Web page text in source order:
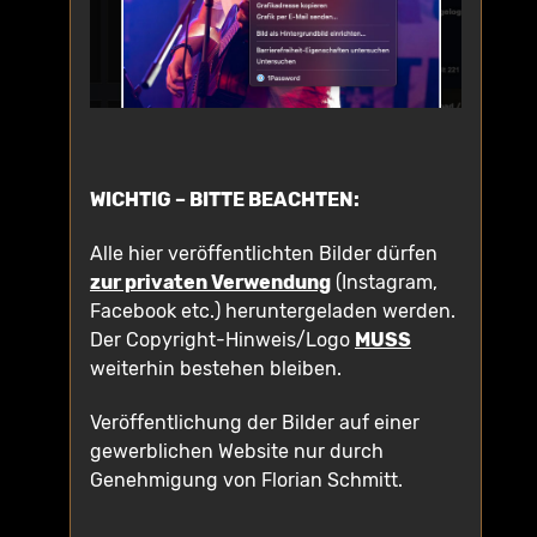
WICHTIG – BITTE BEACHTEN:
Alle hier veröffentlichten Bilder dürfen
zur privaten Verwendung (Instagram,
Facebook etc.) heruntergeladen werden.
Der Copyright-Hinweis/Logo MUSS
weiterhin bestehen bleiben.
Veröffentlichung der Bilder auf einer
gewerblichen Website nur durch
Genehmigung von Florian Schmitt.